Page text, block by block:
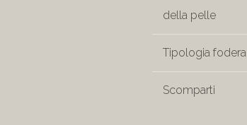
della pelle
Tipologia fodera
Scomparti